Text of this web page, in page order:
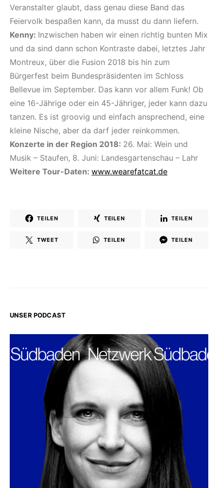
Veranstalter glaubt, dass genau diese Band das
Feiervolk bespaßen kann, da musst du dann liefern.
Kenny: Inzwischen haben wir einen richtig bunten Mix
und da sind dann schon Kontraste dabei, letztes Jahr
Montreux, über die Fusion 2018 bis hin zum
Bürgerfest beim Bundespräsidenten im Schloss
Bellevue im September. Das kann vor allem Funk! Ob
eine 16-Jährige oder ein 45-Jähriger, jeder kann dazu
tanzen. Es ist groovig und einfach ansprechend, eine
kleine Nische, aber da darf jeder reinkommen.
Konzerte in der Region 2018: 26. Mai: Wein und
Musik – Staufen, 8. Juni: Landesgartenschau – Lahr
Weitere Tour-Daten: www.wearefatcat.de
TEILEN TEILEN TEILEN
TWEET TEILEN TEILEN
UNSER PODCAST